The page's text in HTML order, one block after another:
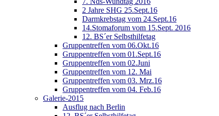
2 Jahre SHG 25.Sept.16
Darmkrebstag vom 24.Sept.16
14.Stomaforum vom 15.Sept. 2016
12. BS´er Selbsthilfetag
Gruppentreffen vom 06.Okt.16
Gruppentreffen vom 01.Sept.16
Gruppentreffen vom 02.Juni
Gruppentreffen vom 12. Mai
Gruppentreffen vom 03. Mrz.16
Gruppentreffen vom 04. Feb.16
Galerie-2015
Ausflug nach Berlin